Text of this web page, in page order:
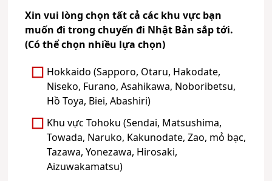
Xin vui lòng chọn tất cả các khu vực bạn
muốn đi trong chuyến đi Nhật Bản sắp tới.
(Có thể chọn nhiều lựa chọn)
Hokkaido (Sapporo, Otaru, Hakodate,
Niseko, Furano, Asahikawa, Noboribetsu,
Hồ Toya, Biei, Abashiri)
Khu vực Tohoku (Sendai, Matsushima,
Towada, Naruko, Kakunodate, Zao, mỏ bạc,
Tazawa, Yonezawa, Hirosaki,
Aizuwakamatsu)